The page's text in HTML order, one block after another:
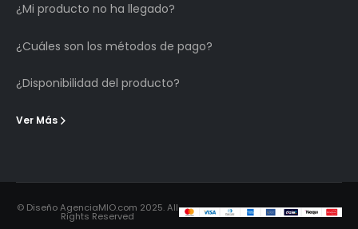
¿Mi producto no ha llegado?
¿Cuáles son los métodos de pago?
¿Disponibilidad del producto?
Ver Más
© Diseño AgenciaMIO.com 2025. All
Rights Reserved